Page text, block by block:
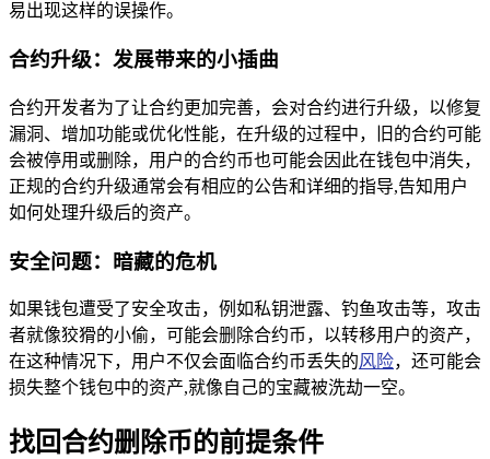
易出现这样的误操作。
合约升级：发展带来的小插曲
合约开发者为了让合约更加完善，会对合约进行升级，以修复
漏洞、增加功能或优化性能，在升级的过程中，旧的合约可能
会被停用或删除，用户的合约币也可能会因此在钱包中消失，
正规的合约升级通常会有相应的公告和详细的指导,告知用户
如何处理升级后的资产。
安全问题：暗藏的危机
如果钱包遭受了安全攻击，例如私钥泄露、钓鱼攻击等，攻击
者就像狡猾的小偷，可能会删除合约币，以转移用户的资产，
在这种情况下，用户不仅会面临合约币丢失的风险，还可能会
损失整个钱包中的资产,就像自己的宝藏被洗劫一空。
找回合约删除币的前提条件